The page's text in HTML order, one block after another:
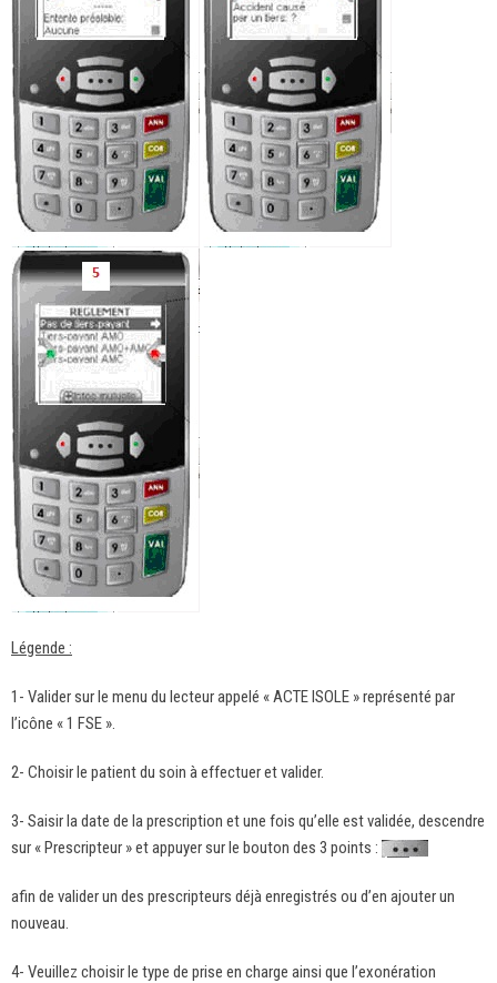
Légende :
1- Valider sur le menu du lecteur appelé « ACTE ISOLE » représenté par
l’icône « 1 FSE ».
2- Choisir le patient du soin à effectuer et valider.
3- Saisir la date de la prescription et une fois qu’elle est validée, descendre
sur « Prescripteur » et appuyer sur le bouton des 3 points :
afin de valider un des prescripteurs déjà enregistrés ou d’en ajouter un
nouveau.
4- Veuillez choisir le type de prise en charge ainsi que l’exonération